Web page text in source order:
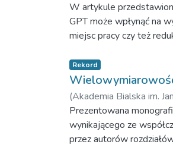
W artykule
GPT może wpłynąć na
miejsc pracy czy też
Rekord
(Akademia Bialska im.
Prezentowana
wynikającego ze
przez autorów
narzędzi badawczych,